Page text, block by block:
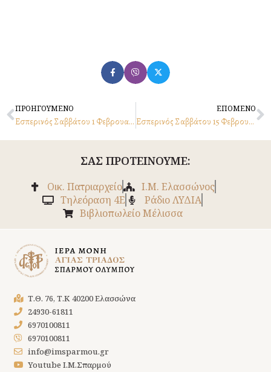
Prev
ΠΡΟΗΓΟΥΜΕΝΟ
Εσπερινός Σαββάτου 1 Φεβρουαρίου 2025
ΕΠΟΜΕΝΟ
Εσπερινός Σαββάτου 15 Φεβρουαρίου 2025
ΣΑΣ ΠΡΟΤΕΙΝΟΥΜΕ:
Οικ. Πατριαρχείο
Ι.Μ. Ελασσώνος
Tηλεόραση 4Ε
Ράδιο ΛΥΔΙΑ
Βιβλιοπωλείο Μέλισσα
Τ.Θ. 76, Τ.Κ 40200 Ελασσώνα
24930-61811
6970100811
6970100811
info@imsparmou.gr
Youtube Ι.Μ.Σπαρμού